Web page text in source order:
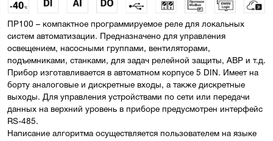
ПР100 – компактное программируемое реле для локальных
систем автоматизации. Предназначено для управления
освещением, насосными группами, вентиляторами,
подъемниками, станками, для задач релейной защиты, АВР и т.д.
Прибор изготавливается в автоматном корпусе 5 DIN. Имеет на
борту аналоговые и дискретные входы, а также дискретные
выходы. Для управления устройствами по сети или передачи
данных на верхний уровень в приборе предусмотрен интерфейс
RS-485.
Написание алгоритма осуществляется пользователем на языке